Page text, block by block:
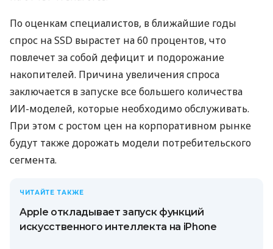
По оценкам специалистов, в ближайшие годы
спрос на SSD вырастет на 60 процентов, что
повлечет за собой дефицит и подорожание
накопителей. Причина увеличения спроса
заключается в запуске все большего количества
ИИ-моделей, которые необходимо обслуживать.
При этом с ростом цен на корпоративном рынке
будут также дорожать модели потребительского
сегмента.
ЧИТАЙТЕ ТАКЖЕ
Apple откладывает запуск функций
искусственного интеллекта на iPhone